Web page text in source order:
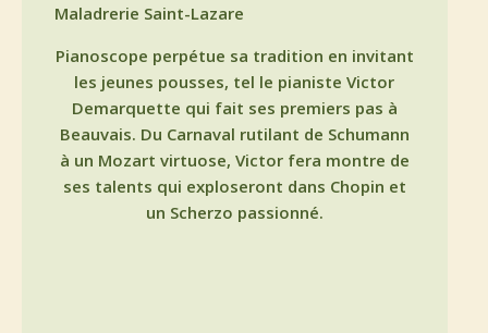
Maladrerie Saint-Lazare
Pianoscope perpétue sa tradition en invitant
les jeunes pousses, tel le pianiste Victor
Demarquette qui fait ses premiers pas à
Beauvais. Du Carnaval rutilant de Schumann
à un Mozart virtuose, Victor fera montre de
ses talents qui exploseront dans Chopin et
un Scherzo passionné.